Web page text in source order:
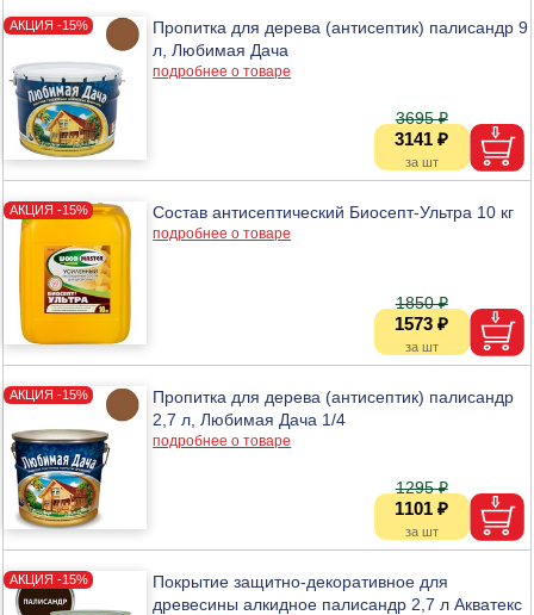
Пропитка для дерева (антисептик) палисандр 9
л, Любимая Дача
подробнее о товаре
3141 ₽
3695 ₽
Состав антисептический Биосепт-Ультра 10 кг
подробнее о товаре
1573 ₽
1850 ₽
Пропитка для дерева (антисептик) палисандр
2,7 л, Любимая Дача 1/4
подробнее о товаре
1101 ₽
1295 ₽
Покрытие защитно-декоративное для
древесины алкидное палисандр 2,7 л Акватекс